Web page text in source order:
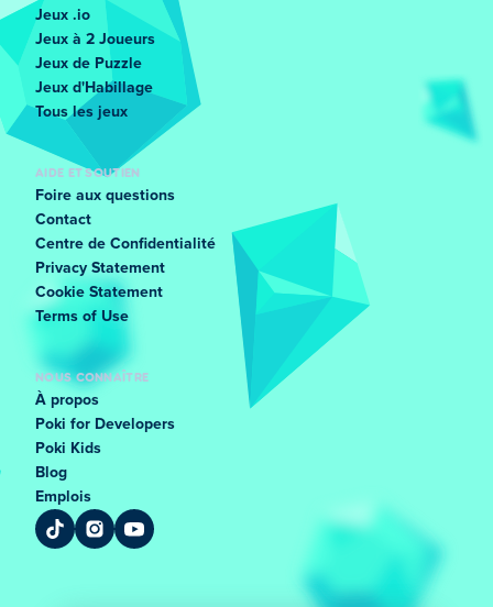
Jeux .io
Jeux à 2 Joueurs
Jeux de Puzzle
Jeux d'Habillage
Tous les jeux
AIDE ET SOUTIEN
Foire aux questions
Contact
Centre de Confidentialité
Privacy Statement
Cookie Statement
Terms of Use
NOUS CONNAÎTRE
À propos
Poki for Developers
Poki Kids
Blog
Emplois